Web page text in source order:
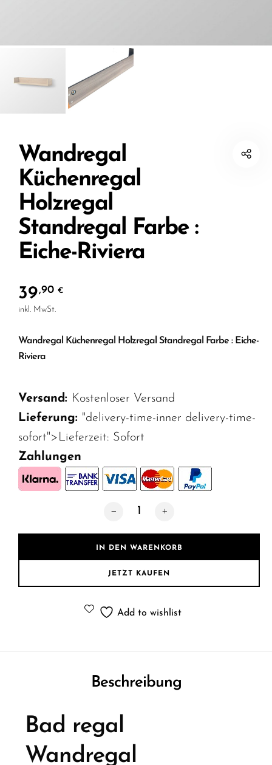
Wandregal
Küchenregal
Holzregal
Standregal Farbe :
Eiche-Riviera
39,90 €
inkl. MwSt.
Wandregal Küchenregal Holzregal Standregal Farbe : Eiche-
Riviera
Versand: Kostenloser Versand
Lieferung: "delivery-time-inner delivery-time-
sofort">Lieferzeit: Sofort
Zahlungen
Wandregal Küchenregal Holzregal
IN DEN WARENKORB
JETZT KAUFEN
Add to wishlist
Beschreibung
Bad regal
Wandregal